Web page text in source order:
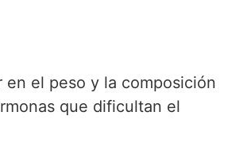
en el peso y la composición
que dificultan el